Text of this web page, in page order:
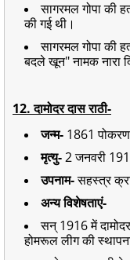
सागरमल गोपा की
की गई थी।
सागरमल गोपा
बदले खून" नामक नारा
12. दामोदर दास राठी-
जन्म- 1861
मृत्यु-2 जनवरी
उपनाम-सहस्त्र
अन्य विशेषताएं-
सन् 1916 में
होमरूल लीग की